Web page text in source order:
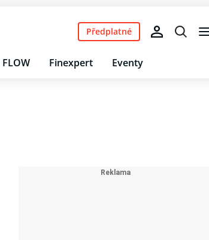
FLOW Finexpert Eventy
Předplatné